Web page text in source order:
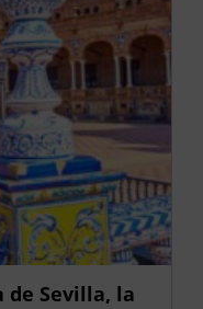
Sevilla, la